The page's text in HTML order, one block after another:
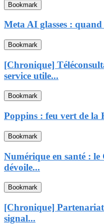
Bookmark
Meta AI glasses : quand
Bookmark
[Chronique]
service utile...
Bookmark
Poppins : feu vert de la
Bookmark
Numérique en santé :
dévoile...
Bookmark
[Chronique]
signal...